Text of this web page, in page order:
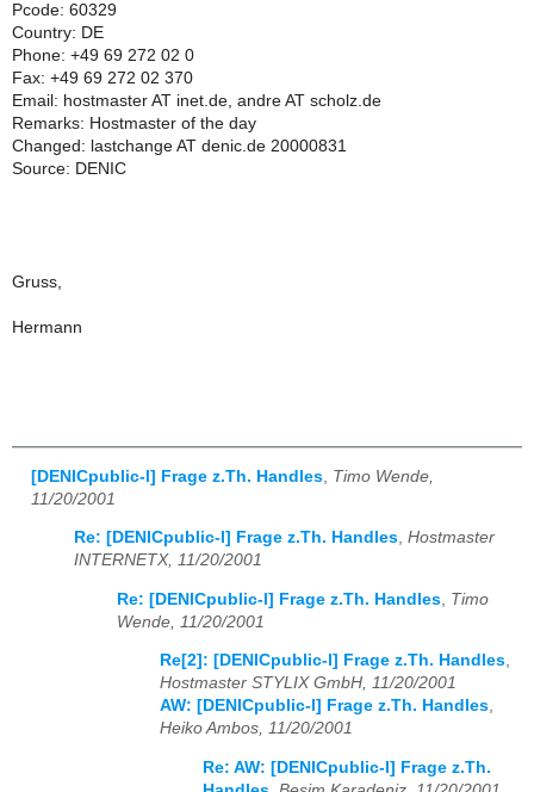
Pcode: 60329
Country: DE
Phone: +49 69 272 02 0
Fax: +49 69 272 02 370
Email: hostmaster AT inet.de, andre AT scholz.de
Remarks: Hostmaster of the day
Changed: lastchange AT denic.de 20000831
Source: DENIC
Gruss,
Hermann
[DENICpublic-l] Frage z.Th. Handles Timo Wende,
11/20/2001
Re: [DENICpublic-l] Frage z.Th. Handles, Hostmaster
INTERNETX, 11/20/2001
Re: [DENICpublic-l] Frage z.Th. Handles Timo
Wende, 11/20/2001
Re[2]: [DENICpublic-l] Frage z.Th. Handles,
Hostmaster STYLIX GmbH, 11/20/2001
AW: [DENICpublic-l] Frage z.Th. Handles,
Heiko Ambos, 11/20/2001
Re: AW: [DENICpublic-l] Frage z.Th.